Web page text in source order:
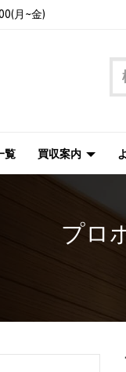
月~金)
覧 買収案内
プロ